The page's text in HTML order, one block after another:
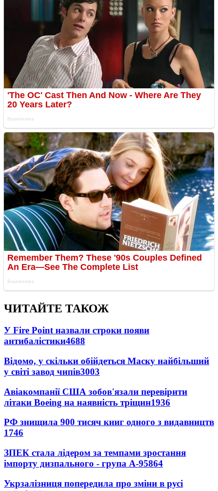
ЧИТАЙТЕ ТАКОЖ
У Fire Point назвали строки появи
антибалістики4688
Відомо, у скільки обійдеться Маску найбільший
у світі завод чипів3003
Авіакомпанії США зобов'язали перевірити
літаки Boeing на наявність тріщин1936
РФ знищила 900 тисяч книг одного з видавництв
1746
ЗПЕК стала лідером за темпами зростання
імпорту дизпального - група А-95864
Укрзалізниця попередила про зміни в русі